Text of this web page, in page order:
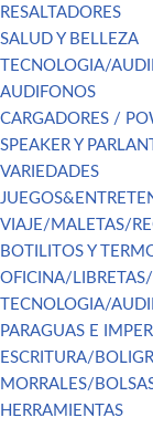
RESALTADORES
SALUD Y BELLEZA
TECNOLOGIA/
AUDIFONOS
CARGADORES /
SPEAKER Y
VARIEDADES
VIAJE/MALETAS/
BOTILITOS Y
OFICINA/
TECNOLOGIA/
PARAGUAS E
ESCRITURA/
MORRALES/
HERRAMIENTAS